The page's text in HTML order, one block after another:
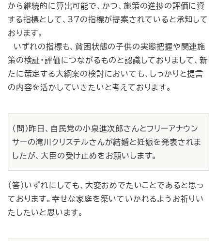
から継続的に算出可能で、かつ、施策の進捗の評価に資
する指標として、37の指標が提案されていると承知して
おります。
いずれの指標も、貧困状態の子供の実態把握や関連施
策の検証・評価につながるものと認識しておりまして、新
たに策定する大綱案の検討においても、しっかりと提言
の内容を活かしていきたいと考えております。
（問）昨日、自民党の小泉進次郎さんとフリーアナウン
サーの滝川クリステルさんが結婚と妊娠を発表されま
したが、大臣の受け止めをお願いします。
（答）いずれにしても、大変おめでたいことであると思っ
ております。幸せな家庭を築いていかれるようお祈りい
たしたいと思います。